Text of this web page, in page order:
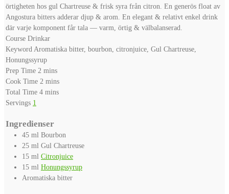
örtigheten hos gul Chartreuse & frisk syra från citron. En generös float av
Angostura bitters adderar djup & arom. En elegant & relativt enkel drink
där varje komponent får tala — varm, örtig & välbalanserad.
Course Drinkar
Keyword Aromatiska bitter, bourbon, citronjuice, Gul Chartreuse,
Honungssyrup
Prep Time 2 minutes
mins
Cook Time 2 minutes
mins
Total Time 4minutes
mins
Servings 1
Ingredienser
45 ml Bourbon
25 ml Gul Chartreuse
15 ml Citronjuice
15 ml Honungssyrup
Aromatiska bitter